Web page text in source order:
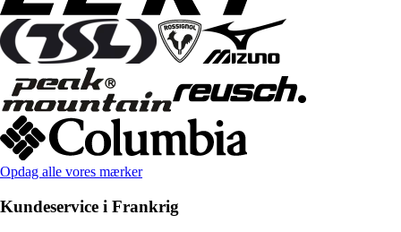
Opdag alle vores mærker
Kundeservice i Frankrig